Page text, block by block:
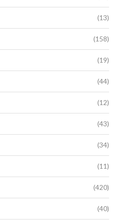
(13)
(158)
(19)
(44)
(12)
(43)
(34)
(11)
(420)
(40)